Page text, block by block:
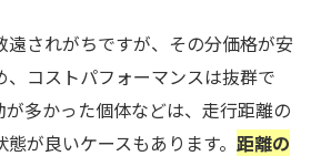
遠されがちですが、その分価格が安
、コストパフォーマンスは抜群で
多かった個体などは、走行距離の
が良いケースもあります。 距離の